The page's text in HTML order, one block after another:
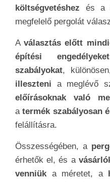
költségvetéshez és a
megfelelő pergolát
Aválasztás előtt
építési
szabályokat,
illeszteni a meglévő
előírásoknak való
atermék szabályosan
felállításra.
Összességében, a
érhetők el, és a
venniüka méretet, a